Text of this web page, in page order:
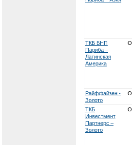
ТКБ БНП
Париба –
Латинская
Америка
О
Райффайзен -
Золото
О
ТКБ
Инвестмент
Партнерс –
Золото
О